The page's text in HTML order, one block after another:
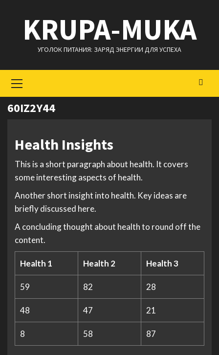
содержимому
KRUPA-MUKA
УГОЛОК ПИТАНИЯ: ЗАРЯД ЭНЕРГИИ ДЛЯ УСПЕХА
меню
60IZ2Y44
Health Insights
This is a short paragraph about health. It covers
some interesting aspects of health.
Another short insight into health. Key ideas are
briefly discussed here.
A concluding thought about health to round off the
content.
Health 1 Health 2 Health 3
59 82 28
48 47 21
8 58 87